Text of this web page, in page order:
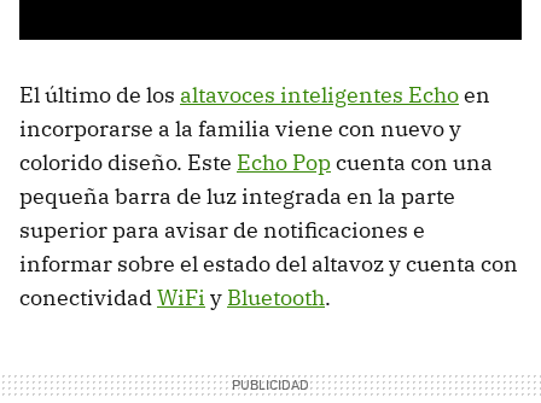
El último de los altavoces inteligentes Echoen
incorporarse a la familia viene con nuevo y
colorido diseño. Este Echo Popcuenta con una
pequeña barra de luz integrada en la parte
superior para avisar de notificaciones e
informar sobre el estado del altavoz y cuenta con
conectividadWiFi y Bluetooth.